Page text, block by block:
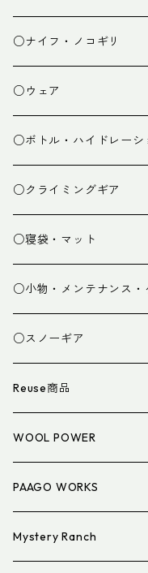
チェア
焚き火台
焚き火小物
○ナイフ・ノコギリ
○ウェア
ミドルレイヤー
ベースレイヤー
パンツ
グローブ
スパッツ・ゲイター
衣類小物
アイウェア
○ボトル・ハイドレーシ
○クライミングギア
○寝袋・マット
寝袋
マット
寝具小物
○小物・メンテナンス・
○スノーギア
Reuse商品
WOOL POWER
PAAGO WORKS
Mystery Ranch